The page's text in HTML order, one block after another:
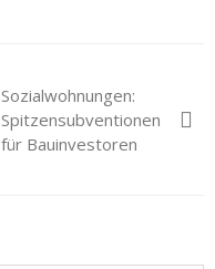
Sozialwohnungen:
Spitzensubventionen
für Bauinvestoren